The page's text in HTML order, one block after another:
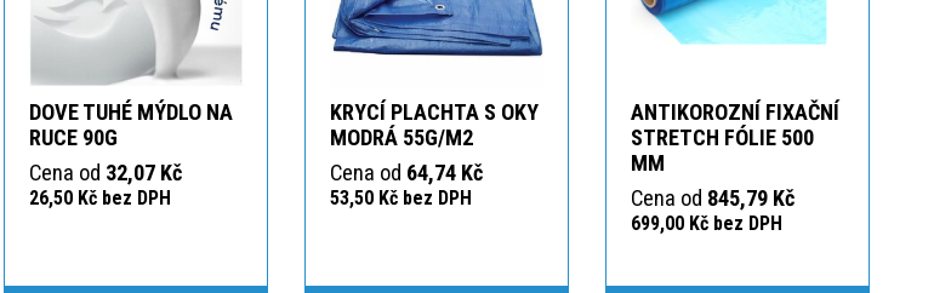
DOVE TUHÉ MÝDLO NA
RUCE 90G
Cena od 32,07 Kč
26,50 Kč bez DPH
KRYCÍ PLACHTA S OKY
MODRÁ 55G/M2
Cena od 64,74 Kč
53,50 Kč bez DPH
ANTIKOROZNÍ FIXAČNÍ
STRETCH FÓLIE 500
MM
Cena od 845,79 Kč
699,00 Kč bez DPH